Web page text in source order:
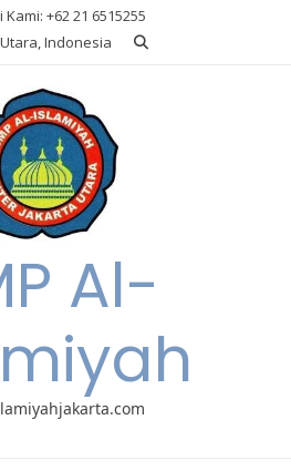
+62 21 6515255
Indonesia
Al-